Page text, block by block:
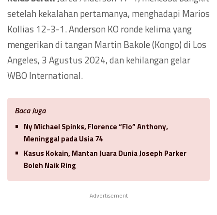
setelah kekalahan pertamanya, menghadapi Marios
Kollias 12-3-1. Anderson KO ronde kelima yang
mengerikan di tangan Martin Bakole (Kongo) di Los
Angeles, 3 Agustus 2024, dan kehilangan gelar
WBO International.
Baca Juga
Ny Michael Spinks, Florence “Flo” Anthony,
Meninggal pada Usia 74
Kasus Kokain, Mantan Juara Dunia Joseph Parker
Boleh Naik Ring
Advertisement